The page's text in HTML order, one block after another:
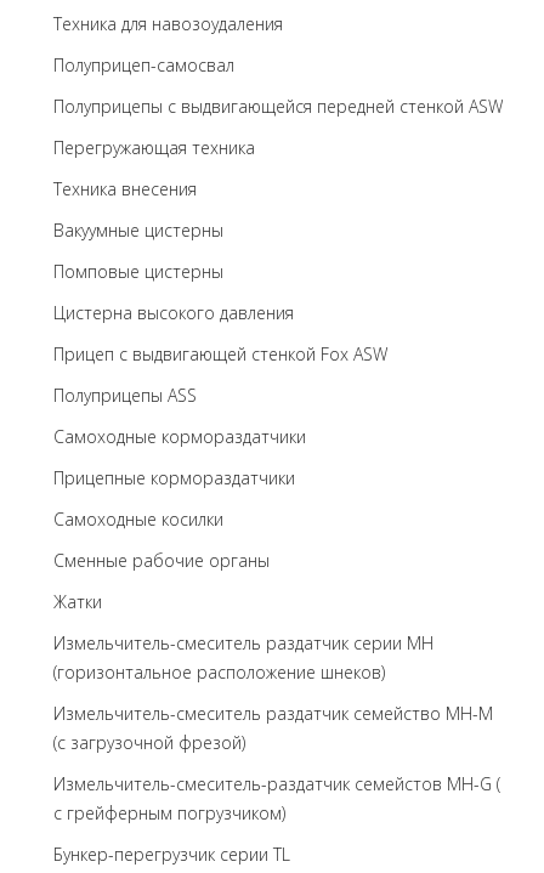
Техника для навозоудаления
Полуприцеп-самосвал
Полуприцепы с выдвигающейся передней стенкой ASW
Перегружающая техника
Техника внесения
Вакуумные цистерны
Помповые цистерны
Цистерна высокого давления
Прицеп с выдвигающей стенкой Fox ASW
Полуприцепы ASS
Самоходные кормораздатчики
Прицепные кормораздатчики
Самоходные косилки
Сменные рабочие органы
Жатки
Измельчитель-смеситель раздатчик серии MH
(горизонтальное расположение шнеков)
Измельчитель-смеситель раздатчик семейство MH-M
(с загрузочной фрезой)
Измельчитель-смеситель-раздатчик семейстов MH-G (
с грейферным погрузчиком)
Бункер-перегрузчик серии TL